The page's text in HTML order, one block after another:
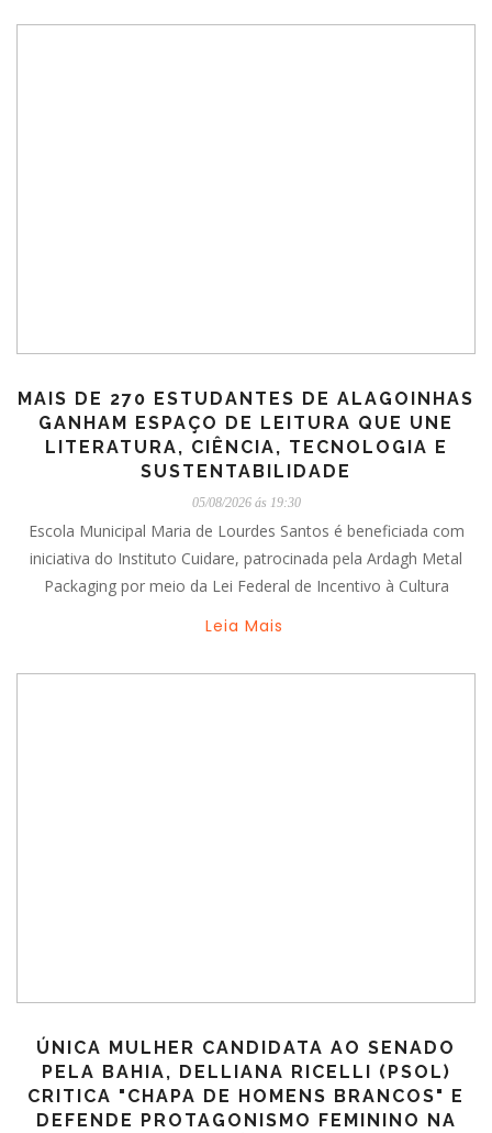
MAIS DE 270 ESTUDANTES DE ALAGOINHAS
GANHAM ESPAÇO DE LEITURA QUE UNE
LITERATURA, CIÊNCIA, TECNOLOGIA E
SUSTENTABILIDADE
05/08/2026 ás 19:30
Escola Municipal Maria de Lourdes Santos é beneficiada com
iniciativa do Instituto Cuidare, patrocinada pela Ardagh Metal
Packaging por meio da Lei Federal de Incentivo à Cultura
Leia Mais
ÚNICA MULHER CANDIDATA AO SENADO
PELA BAHIA, DELLIANA RICELLI (PSOL)
CRITICA "CHAPA DE HOMENS BRANCOS" E
DEFENDE PROTAGONISMO FEMININO NA